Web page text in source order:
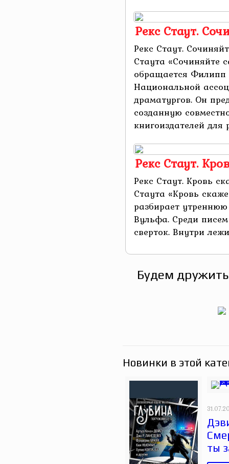
Рекс Стаут.
Рекс Стаут.
Стаута «Сочиняйте
обращается Филипп
Национальной
драматургов. Он
созданную
книгоиздателей для
Рекс Стаут.
Рекс Стаут. Кровь
Стаута «Кровь
разбирает
Вульфа. Среди
сверток. Внутри
Будем
Новинки в этой
ты